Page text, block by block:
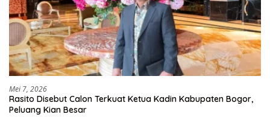
Mei 7, 2026
Rasito Disebut Calon Terkuat Ketua Kadin Kabupaten Bogor,
Peluang Kian Besar